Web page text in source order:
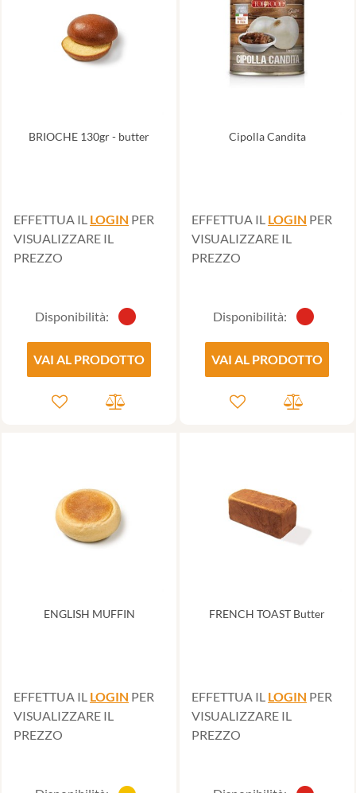
BRIOCHE 130gr - butter
EFFETTUA IL LOGIN PER
VISUALIZZARE IL
PREZZO
Disponibilità:
VAI AL PRODOTTO
Cipolla Candita
EFFETTUA IL LOGIN PER
VISUALIZZARE IL
PREZZO
Disponibilità:
VAI AL PRODOTTO
ENGLISH MUFFIN
EFFETTUA IL LOGIN PER
VISUALIZZARE IL
PREZZO
FRENCH TOAST Butter
EFFETTUA IL LOGIN PER
VISUALIZZARE IL
PREZZO